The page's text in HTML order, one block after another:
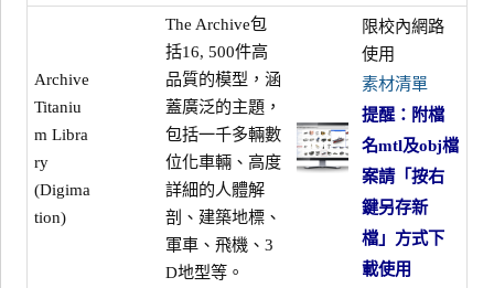
Archive
Titaniu
m Libra
ry
(Digima
tion)
The Archive包
括16, 500件高
品質的模型，涵
蓋廣泛的主題，
包括一千多輛數
位化車輛、高度
詳細的人體解
剖、建築地標、
軍車、飛機、3
D地型等。
限校內網路
使用
素材清單
提醒：附檔
名mtl及obj檔
案請「按右
鍵另存新
檔」方式下
載使用